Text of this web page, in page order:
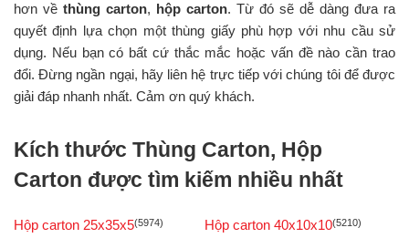
hơn về thùng carton, hộp carton. Từ đó sẽ dễ dàng đưa ra
quyết định lựa chọn một thùng giấy phù hợp với nhu cầu sử
dụng. Nếu bạn có bất cứ thắc mắc hoặc vấn đề nào cần trao
đổi. Đừng ngần ngại, hãy liên hệ trực tiếp với chúng tôi để được
giải đáp nhanh nhất. Cảm ơn quý khách.
Kích thước Thùng Carton, Hộp
Carton được tìm kiếm nhiều nhất
Hộp carton 25x35x5(5974) Hộp carton 40x10x10(5210)